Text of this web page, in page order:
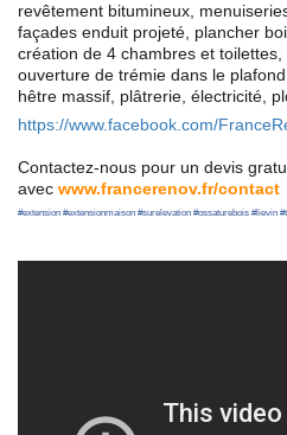
revêtement bitumineux,
façades enduit projeté, plancher
création de 4 chambres et toilettes,
ouverture de trémie dans le
hêtre massif, plâtrerie, électricité,
https://www.facebook.com/
Contactez-nous pour un devis
avec www.francerenov.fr/contact
#extension #extensionmaison #surelevation #ossaturebois #lievin #